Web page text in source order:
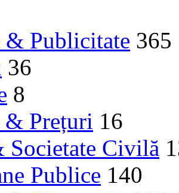
& Publicitate 365
36
8
& Prețuri 16
Societate Civilă
Publice 140